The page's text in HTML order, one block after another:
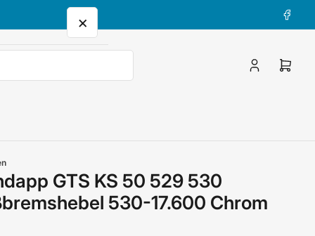
Anmelden
Mini-
GTS KS 50 529 530
530-17.600 Chrom
×